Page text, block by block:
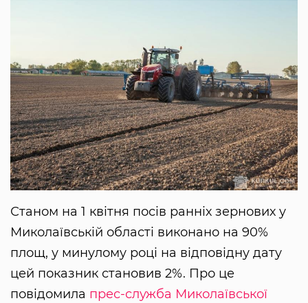
Станом на 1 квітня посів ранніх зернових у
Миколаївській області виконано на 90%
площ, у минулому році на відповідну дату
цей показник становив 2%. Про це
повідомила прес-служба Миколаївської